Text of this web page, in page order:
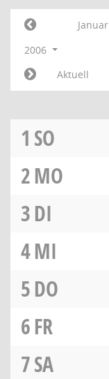
Januar
2006
Aktuell
1 SO
2MO
3DI
4MI
5DO
6FR
7SA